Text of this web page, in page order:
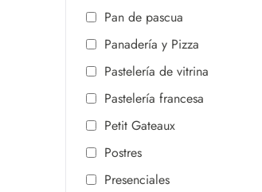
Pan de pascua
Panadería y Pizza
Pastelería de vitrina
Pastelería francesa
Petit Gateaux
Postres
Presenciales